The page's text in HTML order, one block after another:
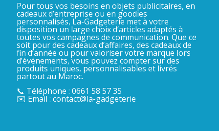
Pour tous vos besoins en objets publicitaires, en
cadeaux d’entreprise ou en goodies
personnalisés, La-Gadgeterie met à votre
disposition un large choix d’articles adaptés à
toutes vos campagnes de communication. Que ce
soit pour des cadeaux d’affaires, des cadeaux de
fin d’année ou pour valoriser votre marque lors
d’événements, vous pouvez compter sur des
produits uniques, personnalisables et livrés
partout au Maroc.
📞 Téléphone : 0661 58 57 35
✉️ Email : contact@la-gadgeterie